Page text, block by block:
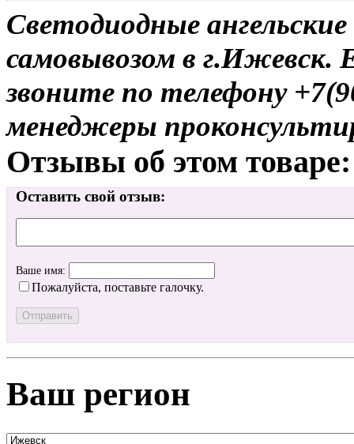
Светодиодные
самовывозом в г.Ижевск.
звоните по телефону
менеджеры
Отзывы об этом товаре:
Оставить свой отзыв:
Ваше имя:
Пожалуйста, поставьте галочку.
Ваш регион